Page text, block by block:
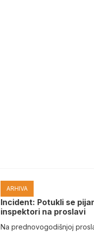
ARHIVA
Incident: Potukli se
inspektori na proslavi
Na prednovogodišnjoj